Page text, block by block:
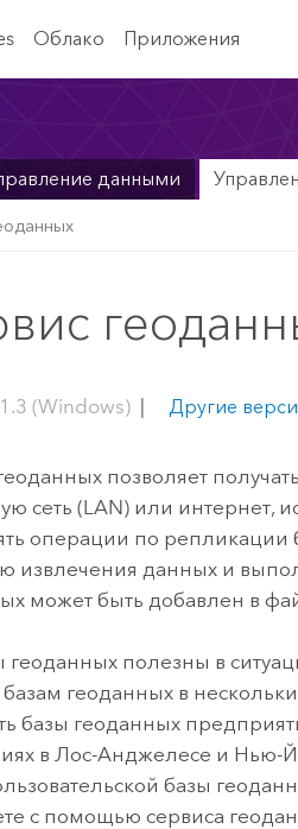
Облако Приложения
данными
(Windows) | Другие
позволяет
сеть (LAN) или интернет,
операции по репликации
извлечения данных и
может быть добавлен в
полезны в
базам геоданных в
базы геоданных
в Лос-Анджелесе и Нью-
базы
с помощью сервиса